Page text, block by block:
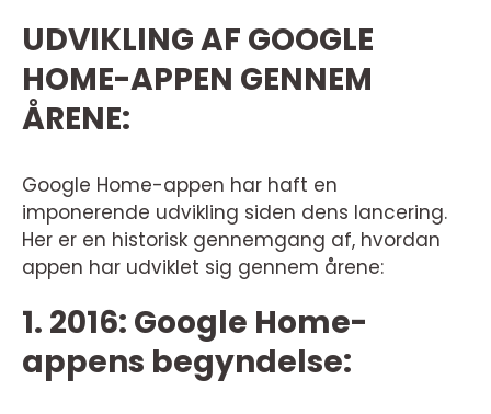
UDVIKLING AF GOOGLE
HOME-APPEN GENNEM
ÅRENE:
Google Home-appen har haft en
imponerende udvikling siden dens lancering.
Her er en historisk gennemgang af, hvordan
appen har udviklet sig gennem årene:
1. 2016: Google Home-
appens begyndelse: